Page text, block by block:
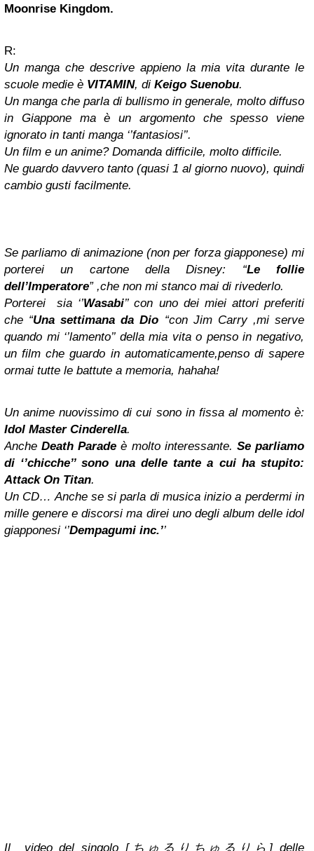
Moonrise Kingdom.
R:
Un manga che descrive appieno la mia vita durante le
scuole medie è VITAMIN, di Keigo Suenobu.
Un manga che parla di bullismo in generale, molto diffuso
in Giappone ma è un argomento che spesso viene
ignorato in tanti manga ‘’fantasiosi’’.
Un film e un anime? Domanda difficile, molto difficile.
Ne guardo davvero tanto (quasi 1 al giorno nuovo), quindi
cambio gusti facilmente.
Se parliamo di animazione (non per forza giapponese) mi
porterei un cartone della Disney: “Le follie
dell’Imperatore” ,che non mi stanco mai di rivederlo.
Porterei sia ‘’Wasabi’’ con uno dei miei attori preferiti
che “Una settimana da Dio “con Jim Carry ,mi serve
quando mi ‘’lamento’’ della mia vita o penso in negativo,
un film che guardo in automaticamente,penso di sapere
ormai tutte le battute a memoria, hahaha!
Un anime nuovissimo di cui sono in fissa al momento è:
Idol Master Cinderella.
AncheDeath Parade è molto interessante. Se parliamo
di ‘’chicche’’ sono una delle tante a cui ha stupito:
Attack On Titan.
Un CD… Anche se si parla di musica inizio a perdermi in
mille genere e discorsi ma direi uno degli album delle idol
giapponesi ‘’Dempagumi inc.’’
Il video del singolo [ちゅるりちゅるりら] delle